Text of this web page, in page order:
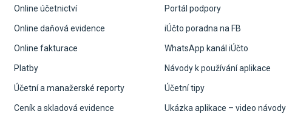
Online účetnictví
Online daňová evidence
Online fakturace
Platby
Účetní a manažerské reporty
Ceník a skladová evidence
Portál podpory
iÚčto poradna na FB
WhatsApp kanál iÚčto
Návody k používání aplikace
Účetní tipy
Ukázka aplikace – video návody